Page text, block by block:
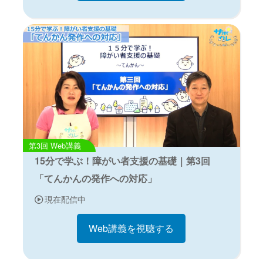
Web講義
15分で学ぶ！障がい者支援の基礎｜第3回
「てんかんの発作への対応」
現在配信中
Web講義を視聴する